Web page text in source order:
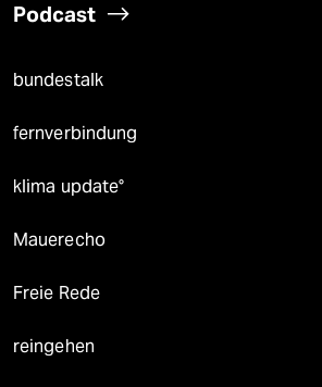
Podcast
bundestalk
fernverbindung
klima update°
Mauerecho
Freie Rede
reingehen